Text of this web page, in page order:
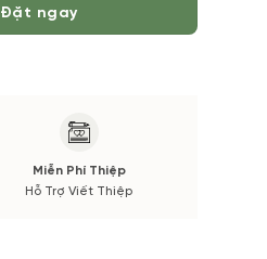
Đặt ngay
Miễn Phí Thiệp
Hỗ Trợ Viết Thiệp